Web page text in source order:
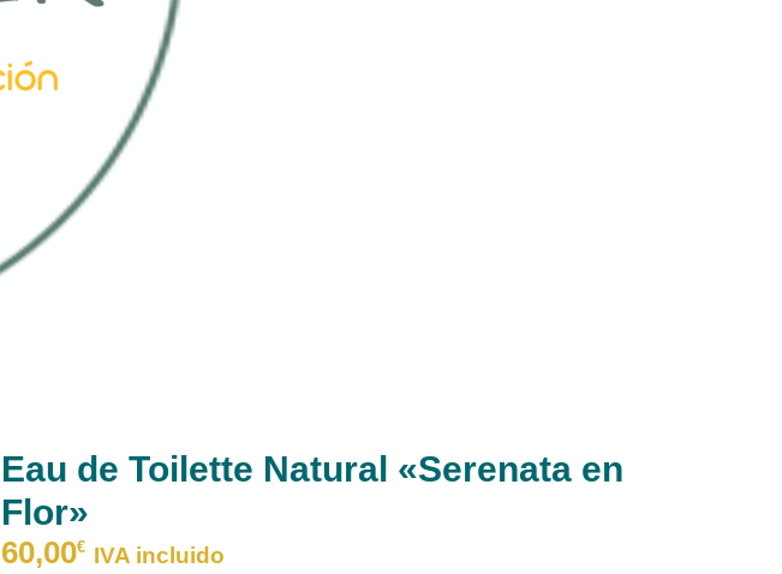
Eau de Toilette Natural «Serenata en
Flor»
60,00€ IVA incluido